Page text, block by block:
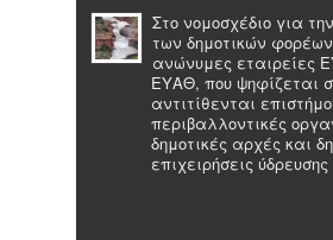
Στο νομοσχέδιο για
των δημοτικών
ανώνυμες εταιρείες
ΕΥΑΘ, που ψηφίζεται
αντιτίθενται
περιβαλλοντικές
δημοτικές αρχές και
επιχειρήσεις ύδρευσης